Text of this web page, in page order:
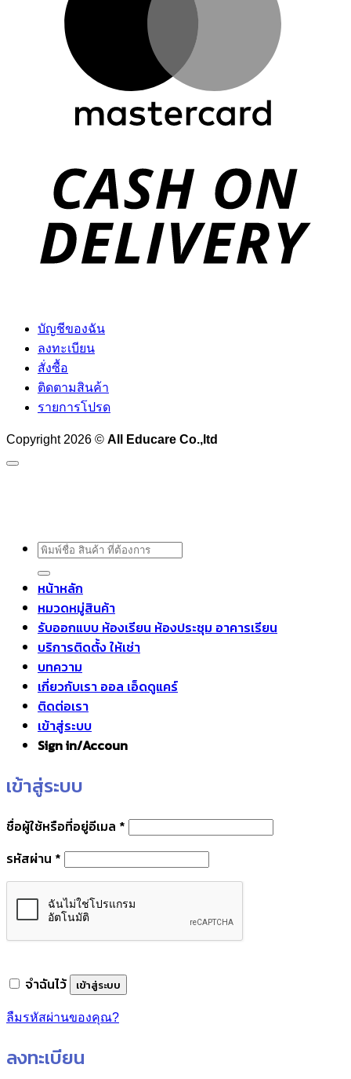
บัญชีของฉัน
ลงทะเบียน
สั่งซื้อ
ติดตามสินค้า
รายการโปรด
Copyright 2026 © All Educare Co.,ltd
ค้นหา:
หน้าหลัก
หมวดหมู่สินค้า
รับออกแบบ ห้องเรียน ห้องประชุม อาคารเรียน
บริการติดตั้ง ให้เช่า
บทความ
เกี่ยวกับเรา ออล เอ็ดดูแคร์
ติดต่อเรา
เข้าสู่ระบบ
Sign in/Accoun
เข้าสู่ระบบ
ชื่อผู้ใช้หรือที่อยู่อีเมล * ต้องการ
รหัสผ่าน * ต้องการ
จำฉันไว้ เข้าสู่ระบบ
ลืมรหัสผ่านของคุณ?
ลงทะเบียน